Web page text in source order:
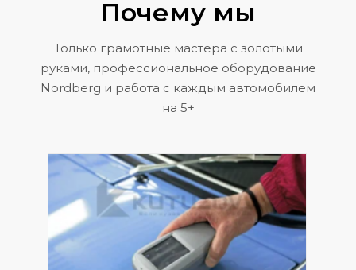
Почему мы
Только грамотные мастера с золотыми
руками, профессиональное оборудование
Nordberg и работа с каждым автомобилем
на 5+